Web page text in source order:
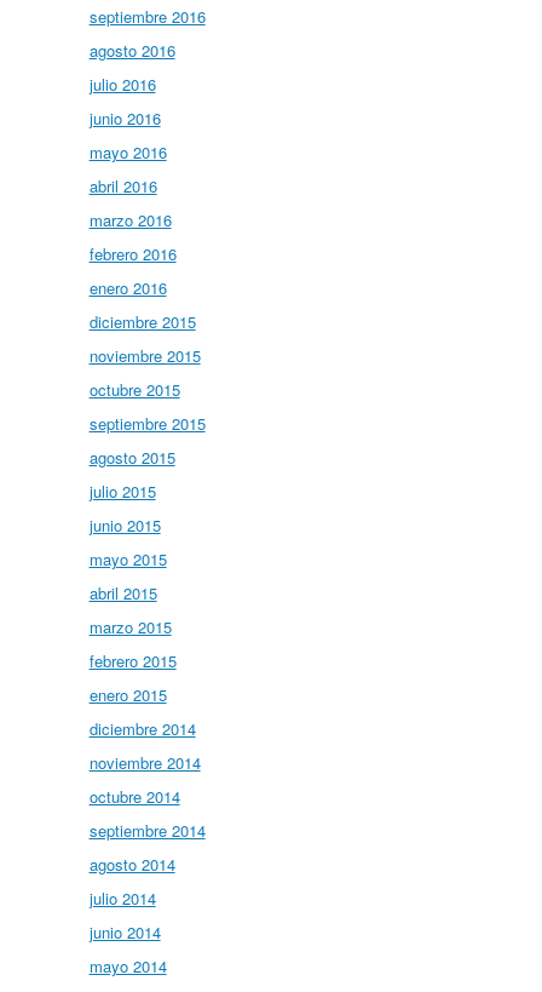
septiembre 2016
agosto 2016
julio 2016
junio 2016
mayo 2016
abril 2016
marzo 2016
febrero 2016
enero 2016
diciembre 2015
noviembre 2015
octubre 2015
septiembre 2015
agosto 2015
julio 2015
junio 2015
mayo 2015
abril 2015
marzo 2015
febrero 2015
enero 2015
diciembre 2014
noviembre 2014
octubre 2014
septiembre 2014
agosto 2014
julio 2014
junio 2014
mayo 2014